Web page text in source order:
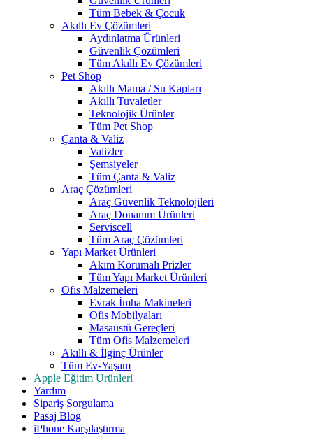
Tüm Bebek & Çocuk
Akıllı Ev Çözümleri
Aydınlatma Ürünleri
Güvenlik Çözümleri
Tüm Akıllı Ev Çözümleri
Pet Shop
Akıllı Mama / Su Kapları
Akıllı Tuvaletler
Teknolojik Ürünler
Tüm Pet Shop
Çanta & Valiz
Valizler
Şemsiyeler
Tüm Çanta & Valiz
Araç Çözümleri
Araç Güvenlik Teknolojileri
Araç Donanım Ürünleri
Serviscell
Tüm Araç Çözümleri
Yapı Market Ürünleri
Akım Korumalı Prizler
Tüm Yapı Market Ürünleri
Ofis Malzemeleri
Evrak İmha Makineleri
Ofis Mobilyaları
Masaüstü Gereçleri
Tüm Ofis Malzemeleri
Akıllı & İlginç Ürünler
Tüm Ev-Yaşam
Apple Eğitim Ürünleri
Yardım
Sipariş Sorgulama
Pasaj Blog
iPhone Karşılaştırma